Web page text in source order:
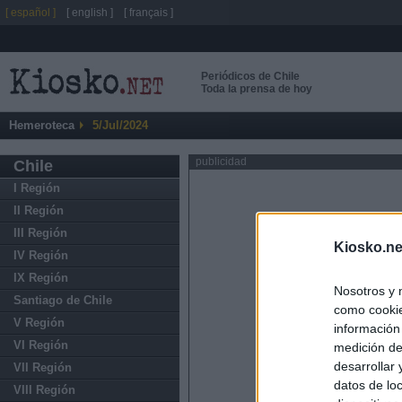
Nosotros y
como
medición
desarrollar
datos de
Periódicos de Chile
Toda la prensa de hoy
Hemeroteca 5/Jul/2024
Chile
I Región
II Región
III Región
IV Región
IX Región
Santiago de Chile
V Región
VI Región
VII Región
VIII Región
publicidad
[ español ] [ english ] [ français ]